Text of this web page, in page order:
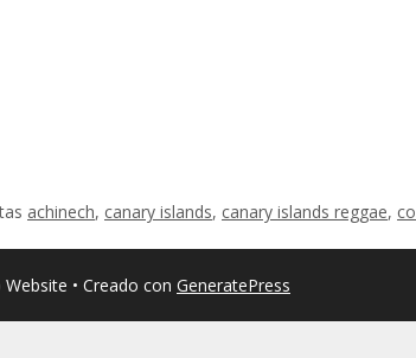
achinech, canary islands, canary islands reggae,
• Creado con GeneratePress